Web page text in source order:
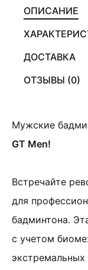
ОПИСАНИЕ
ДОСТАВКА
ОТЗЫВЫ (0)
Мужские
GT Men!
Встречайте
для
бадминтона.
с учетом